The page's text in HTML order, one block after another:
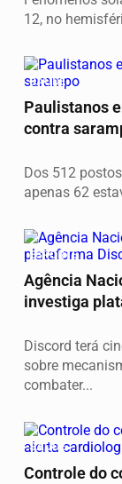
12, no
SAÚDE
Paulistanos
contra
Dos 512
apenas 62
ESPORTE
Agência
investiga
Discord terá
sobre
combater...
SAÚDE
Controle do